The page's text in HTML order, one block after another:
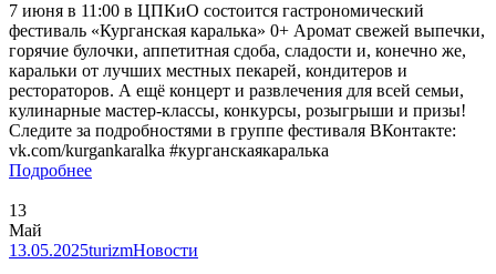
7 июня в 11:00 в ЦПКиО состоится гастрономический
фестиваль «Курганская каралька» 0+ Аромат свежей выпечки,
горячие булочки, аппетитная сдоба, сладости и, конечно же,
каральки от лучших местных пекарей, кондитеров и
рестораторов. А ещё концерт и развлечения для всей семьи,
кулинарные мастер-классы, конкурсы, розыгрыши и призы!
Следите за подробностями в группе фестиваля ВКонтакте:
vk.com/kurgankaralka #курганскаякаралька
Подробнее
13
Май
13.05.2025turizmНовости